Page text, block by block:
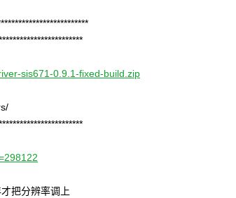
sis671-0.9.1-fixed-build.zip
把分辨率调上